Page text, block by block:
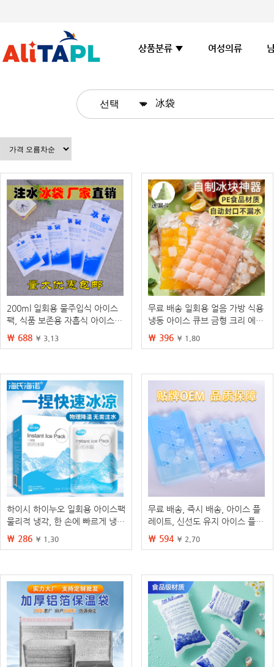
상품분류 ▼ 여성의류
200ml 일회용 물주입식 아이스
팩, 식품 보존용 자흡식 아이스팩,
재사용 가능한 택배용 냉동 아이
스팩
₩ 688 ¥ 3.13
무료 배송 일회용 얼음 가방 식용
냉동 아이스 큐브 금형 크리 에이
티브 자체 밀봉 밀봉 작은 얼음 트
레이 패션 프루트 아이스 박스
₩ 396 ¥ 1.80
하이시 하이누오 일회용 아이스팩
물리적 냉각, 한 손에 빠르게 냉
각, 휴대용 냉찜질팩, 물을 주지
않고 냉동시킬 필요 없음
₩ 286 ¥ 1.30
무료 배송, 즉시 배송, 아이스 플
레이트, 신선도 유지 아이스 플레
이트, 냉각 아이스 크리스탈 박스,
아이스 블록, 에어컨 팬, 아이스
₩ 594 ¥ 2.70